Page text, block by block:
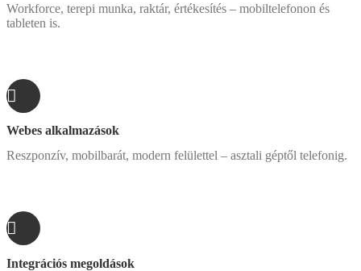
Workforce, terepi munka, raktár, értékesítés – mobiltelefonon és
tableten is.
Webes alkalmazások
Reszponzív, mobilbarát, modern felülettel – asztali géptől telefonig.
Integrációs megoldások